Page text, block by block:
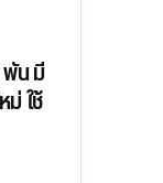
น มี
ใช้